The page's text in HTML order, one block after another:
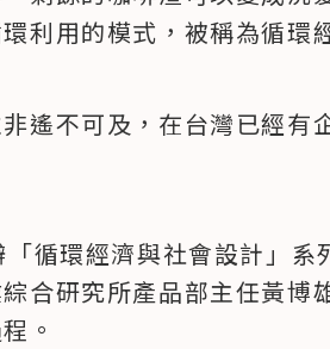
利用的模式，被稱為循環
遙不可及，在台灣已經有
循環經濟與社會設計」系
合研究所產品部主任黃博
。